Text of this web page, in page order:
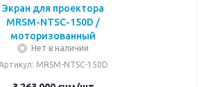
Экран для проектора
MRSM-NTSC-150D /
моторизованный
Нет в наличии
: MRSM-NTSC-150D